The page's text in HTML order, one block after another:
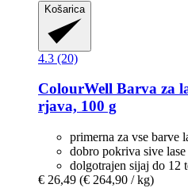
Košarica
4.3 (20)
ColourWell Barva za
rjava, 100 g
primerna za vse barve
dobro pokriva sive lase
dolgotrajen sijaj do 12
€ 26,49 (€ 264,90 / kg)